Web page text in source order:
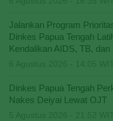
Jalankan Program
Dinkes Papua Tengah
Kendalikan AIDS, TB, dan
Dinkes Papua Tengah
Nakes Deiyai Lewat OJT